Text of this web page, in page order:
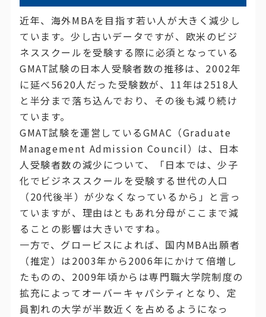
近年、海外MBAを目指す若い人が大きく減少し
ています。少し古いデータですが、欧米のビジ
ネススクールを受験する際に必須となっている
GMAT試験の日本人受験者数の推移は、2002年
に延べ5620人だった受験数が、11年は2518人
と半分まで落ち込んでおり、その後も減り続け
ています。
GMAT試験を運営しているGMAC（Graduate
Management Admission Council）は、日本
人受験者数の減少について、「日本では、少子
化でビジネススクールを受験する世代の人口
（20代後半）が少なくなっているから」と言っ
ていますが、理由はともあれ分母がここまで減
ることの影響は大きいですね。
一方で、グロービスによれば、国内MBA出願者
（推定）は2003年から2006年にかけて倍増し
たものの、2009年頃からは専門職大学院制度の
拡充によってオーバーキャパシティとなり、定
員割れの大学が半数近くを占めるようになっ